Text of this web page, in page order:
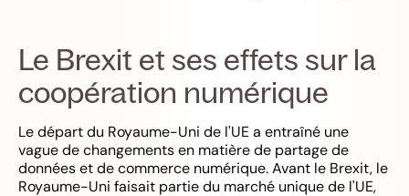
Le Brexit et ses effets sur la
coopération numérique
Le départ du Royaume-Uni de l'UE a entraîné une
vague de changements en matière de partage de
données et de commerce numérique. Avant le Brexit, le
Royaume-Uni faisait partie du marché unique de l'UE,